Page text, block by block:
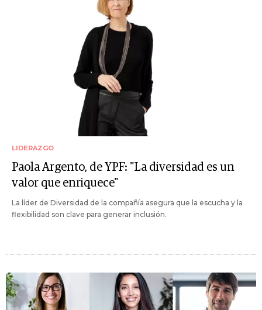
LIDERAZGO
Paola Argento, de YPF: "La diversidad es un
valor que enriquece"
La líder de Diversidad de la compañía asegura que la escucha y la
flexibilidad son clave para generar inclusión.